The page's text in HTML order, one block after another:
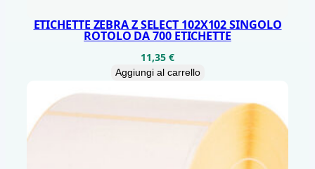
ETICHETTE ZEBRA Z SELECT 102X102 SINGOLO
ROTOLO DA 700 ETICHETTE
11,35 €
Aggiungi al carrello